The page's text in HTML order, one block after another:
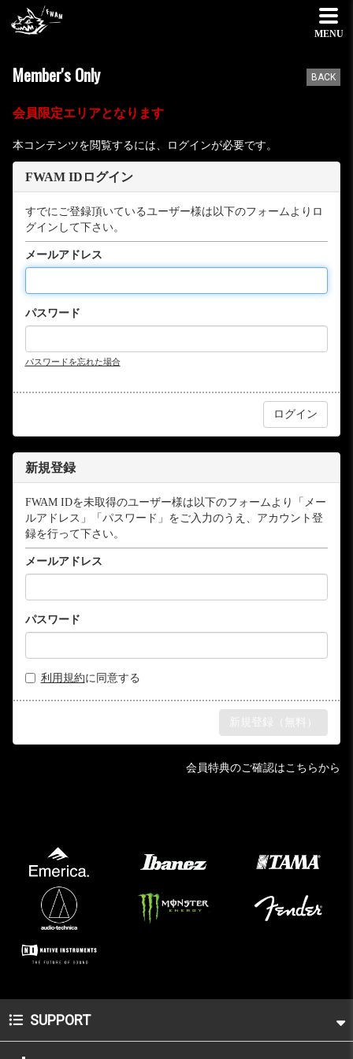
MENU
Member's Only BACK
会員限定エリアとなります
本コンテンツを閲覧するには、ログインが必要です。
FWAM IDログイン
すでにご登録頂いているユーザー様は以下のフォームよりロ
グインして下さい。
メールアドレス
パスワード
パスワードを忘れた場合
新規登録
FWAM IDを未取得のユーザー様は以下のフォームより「メー
ルアドレス」「パスワード」をご入力のうえ、アカウント登
録を行って下さい。
メールアドレス
パスワード
利用規約に同意する
会員特典のご確認はこちらから
SUPPORT